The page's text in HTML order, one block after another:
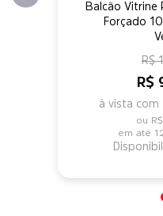
Balcão Vitrine
Forçado
R$
à vista com
R$